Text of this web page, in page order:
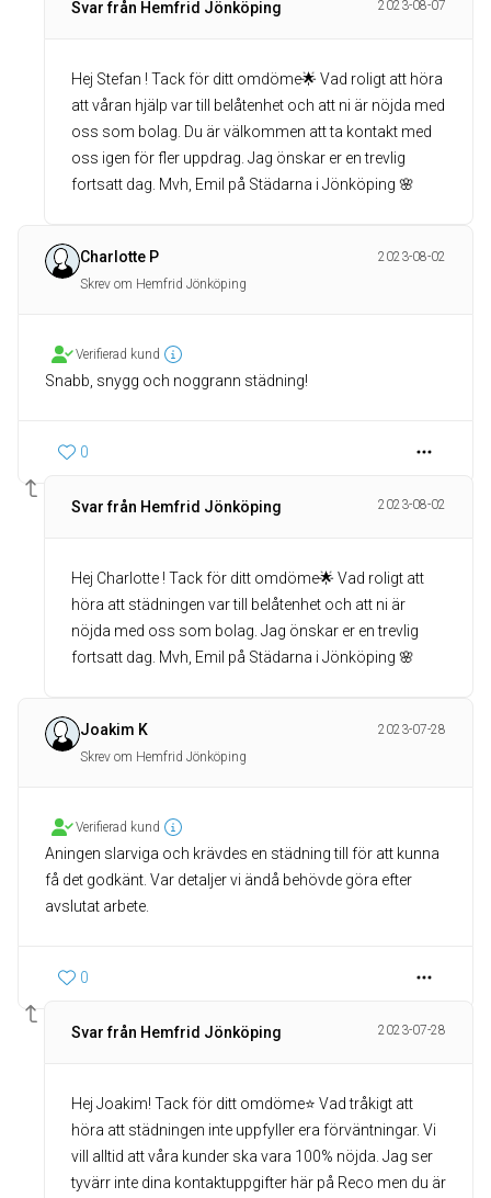
Svar från Hemfrid Jönköping 2023-08-07
Hej Stefan ! Tack för ditt omdöme🌟 Vad roligt att höra
att våran hjälp var till belåtenhet och att ni är nöjda med
oss som bolag. Du är välkommen att ta kontakt med
oss igen för fler uppdrag. Jag önskar er en trevlig
fortsatt dag. Mvh, Emil på Städarna i Jönköping 🌸
Charlotte P
2023-08-02
Skrev om Hemfrid Jönköping
Verifierad kund
Snabb, snygg och noggrann städning!
0
Svar från Hemfrid Jönköping 2023-08-02
Hej Charlotte ! Tack för ditt omdöme🌟 Vad roligt att
höra att städningen var till belåtenhet och att ni är
nöjda med oss som bolag. Jag önskar er en trevlig
fortsatt dag. Mvh, Emil på Städarna i Jönköping 🌸
Joakim K
2023-07-28
Skrev om Hemfrid Jönköping
Verifierad kund
Aningen slarviga och krävdes en städning till för att kunna
få det godkänt. Var detaljer vi ändå behövde göra efter
avslutat arbete.
0
Svar från Hemfrid Jönköping 2023-07-28
Hej Joakim! Tack för ditt omdöme⭐️ Vad tråkigt att
höra att städningen inte uppfyller era förväntningar. Vi
vill alltid att våra kunder ska vara 100% nöjda. Jag ser
tyvärr inte dina kontaktuppgifter här på Reco men du är